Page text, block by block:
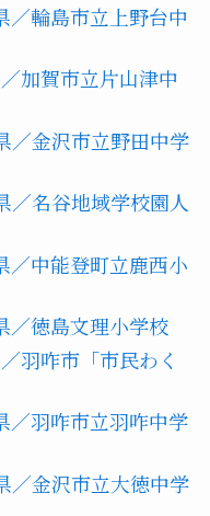
輪島市立上野台中
加賀市立片山津中
金沢市立野田中学
名谷地域学校園人
中能登町立鹿西小
徳島文理小学校
羽咋市「市民わく
羽咋市立羽咋中学
金沢市立大徳中学